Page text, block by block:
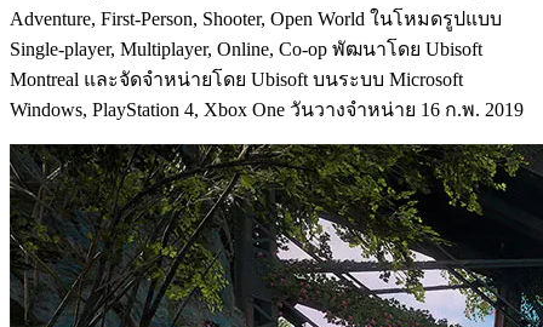
Adventure, First-Person, Shooter, Open World ในโหมดรูปแบบ
Single-player, Multiplayer, Online, Co-op พัฒนาโดย Ubisoft
Montreal และจัดจำหน่ายโดย Ubisoft บนระบบ Microsoft
Windows, PlayStation 4, Xbox One วันวางจำหน่าย 16 ก.พ. 2019